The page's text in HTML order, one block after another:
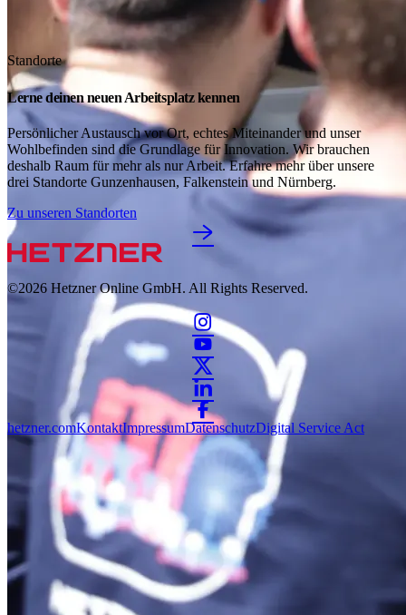
Standorte
Lerne deinen neuen Arbeitsplatz kennen
Persönlicher Austausch vor Ort, echtes Miteinander und unser
Wohlbefinden sind die Grundlage für Innovation. Wir brauchen
deshalb Raum für mehr als nur Arbeit. Erfahre mehr über unsere
drei Standorte Gunzenhausen, Falkenstein und Nürnberg.
Zu unseren Standorten
©2026 Hetzner Online GmbH. All Rights Reserved.
hetzner.comKontaktImpressumDatenschutzDigital Service Act